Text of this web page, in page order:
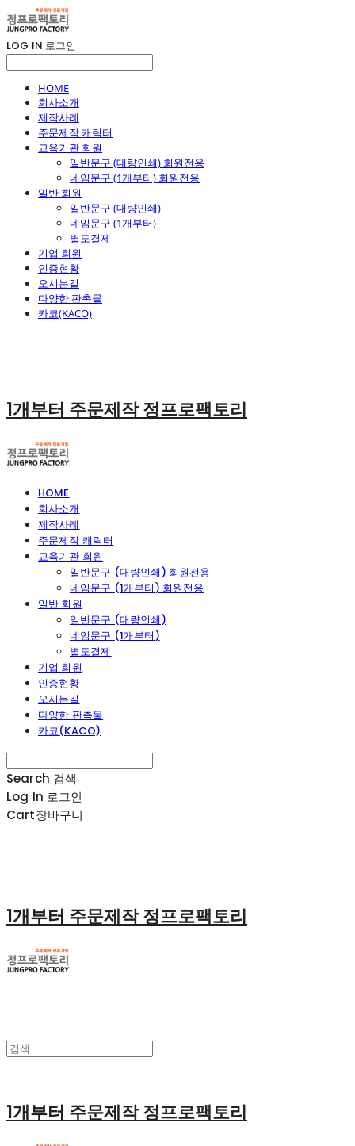
LOG IN 로그인
HOME
회사소개
제작사례
주문제작 캐릭터
교육기관 회원
일반문구 (대량인쇄) 회원전용
네임문구 (1개부터) 회원전용
일반 회원
일반문구 (대량인쇄)
네임문구 (1개부터)
별도결제
기업 회원
인증현황
오시는길
다양한 판촉물
카코(KACO)
1개부터 주문제작 정프로팩토리
HOME
회사소개
제작사례
주문제작 캐릭터
교육기관 회원
일반문구 (대량인쇄) 회원전용
네임문구 (1개부터) 회원전용
일반 회원
일반문구 (대량인쇄)
네임문구 (1개부터)
별도결제
기업 회원
인증현황
오시는길
다양한 판촉물
카코(KACO)
Search 검색
Log In 로그인
Cart장바구니
1개부터 주문제작 정프로팩토리
1개부터 주문제작 정프로팩토리